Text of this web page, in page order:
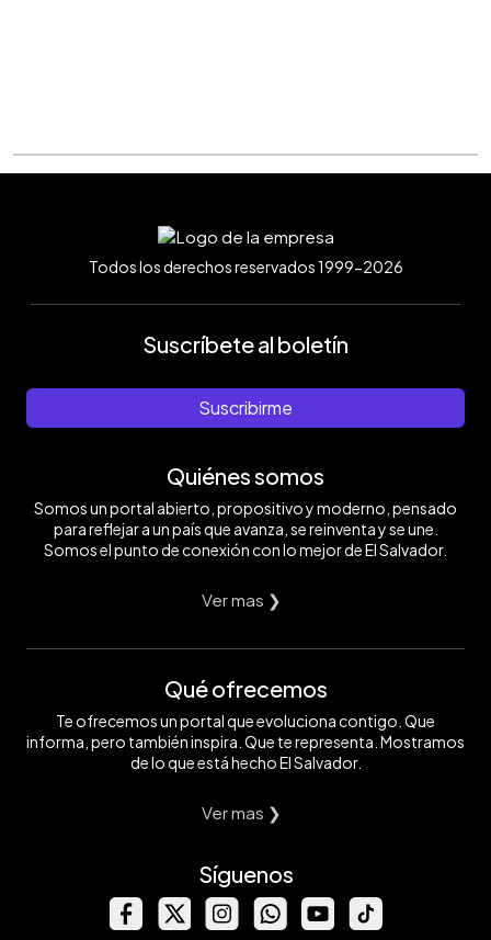
Todos los derechos reservados 1999-2026
Suscríbete al boletín
Suscribirme
Quiénes somos
Somos un portal abierto, propositivo y moderno, pensado
para reflejar a un país que avanza, se reinventa y se une.
Somos el punto de conexión con lo mejor de El Salvador.
Ver mas ❯
Qué ofrecemos
Te ofrecemos un portal que evoluciona contigo. Que
informa, pero también inspira. Que te representa. Mostramos
de lo que está hecho El Salvador.
Ver mas ❯
Síguenos